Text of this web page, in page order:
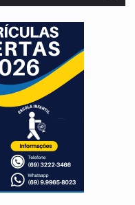
denuncia suposto ataque com perfis
sofre fratura após mulher
e as nuvens no céu de Rondônia –
Nunes Marques reduz pena de Acir Gurgacz e declara
Museólogo Antônio Ocampo lança livro
de candidata a deputada federal do PL salta R$ 1
com cerca de 200 porções